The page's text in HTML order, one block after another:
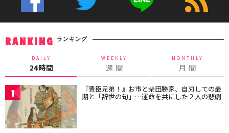
RANKING ランキング
DAILY
24時間
WEEKLY
週 間
MONTHLY
月 間
1 『豊臣兄弟！』お市と柴田勝家、自刃しての最
期と「辞世の句」…運命を共にした２人の悲劇